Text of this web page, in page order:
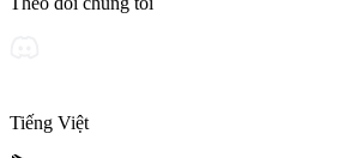
Tiếng Việt